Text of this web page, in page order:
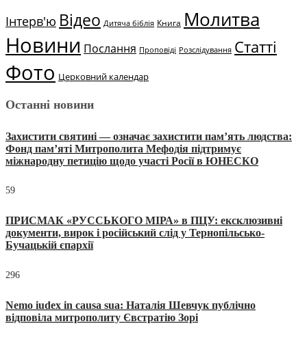
Інтерв'ю Відео Дитяча біблія Книга Молитва
Новини Послання Проповіді Розслідування Статті
Фото Церковний календар
Останні новини
Захистити святині — означає захистити пам’ять людства:
Фонд пам’яті Митрополита Мефодія підтримує
міжнародну петицію щодо участі Росії в ЮНЕСКО
59
ПРИСМАК «РУССЬКОГО МІРА» в ПЦУ: ексклюзивні
документи, вирок і російський слід у Тернопільсько-
Бучацькій єпархії
296
Nemo iudex in causa sua: Наталія Шевчук публічно
відповіла митрополиту Євстратію Зорі